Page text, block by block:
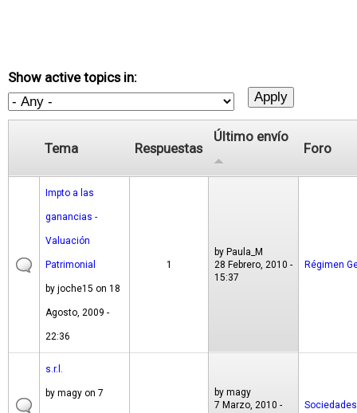
Show active topics in:
Tema Respuestas
Último envío
Foro
Impto a las
ganancias -
Valuación
Patrimonial
by joche15 on 18
Agosto, 2009 -
22:36
1
by Paula_M
28 Febrero, 2010 -
15:37
Régimen
s.r.l.
by magy on 7 by magy
7 Marzo, 2010 -
Sociedades